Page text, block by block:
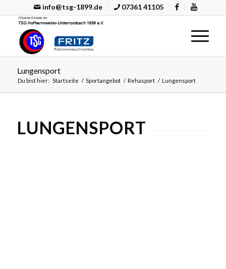
info@tsg-1899.de 07361 41105
Lungensport
Du bist hier: Startseite / Sportangebot / Rehasport / Lungensport
LUNGENSPORT